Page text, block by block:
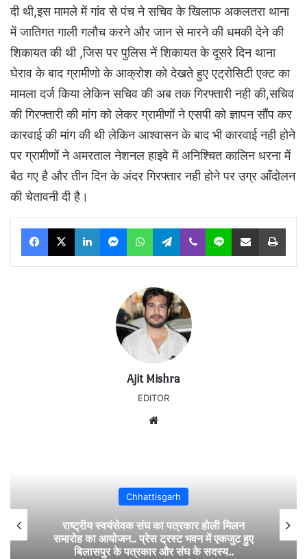
दी थी,इस मामले में गांव से पंच ने सचिव के खिलाफ अकलतरा थाना
में जातिगत गाली गलौच करने और जान से मारने की धमकी देने की
शिकायत की थी ,जिस पर पुलिस नें शिकायत के दूसरे दिन थाना
घेराव के बाद ग्रामीणो के आक्रोश को देखते हुए एट्रोसिटी एक्ट का
मामला दर्ज किया लेकिन सचिव की अब तक गिरफ्तारी नही की,सचिव
की गिरफ्तारी की मांग को लेकर ग्रामीणों ने एसपी को ज्ञापन सौंप कर
कारवाई की मांग की थी लेकिन आश्वासन के बाद भी कारवाई नही होने
पर ग्रामीणों ने अमरताल नेशनल हाइवे में अनिश्चित कालिन धरना में
बैठ गए है और तीन दिन के अंदर गिरफ्तार नही होने पर उग्र आँदोलन
की चेतावनी दी है।
Facebook
X LinkedInMessengerWhatsAppTelegram
Viber Line Share via Email Print
Ajit Mishra
EDITOR
Chhattisgarh
राष्ट्रीय स्वयंसेवक संघ का पत्रकार होली मिलन
समारोह का आयोजन.. प्रेस ट्रस्ट भवन में एकजुट हुए
बिलासपुर के पत्रकार और संघ के सदस्य..